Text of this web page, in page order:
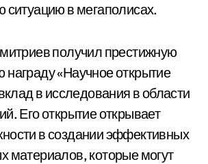
ситуацию в мегаполисах.
получил престижную
«Научное открытие
в исследования в области
Его открытие открывает
в создании эффективных
материалов, которые могут